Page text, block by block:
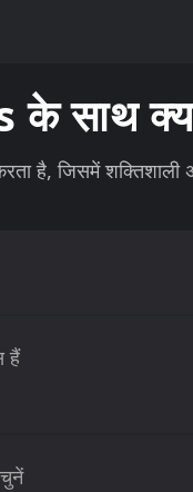
के साथ
है, जिसमें शक्तिशाली
हैं